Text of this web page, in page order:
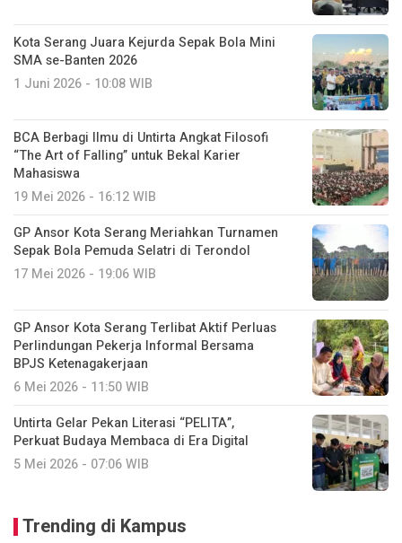
Kota Serang Juara Kejurda Sepak Bola Mini
SMA se-Banten 2026
1 Juni 2026 - 10:08 WIB
BCA Berbagi Ilmu di Untirta Angkat Filosofi
“The Art of Falling” untuk Bekal Karier
Mahasiswa
19 Mei 2026 - 16:12 WIB
GP Ansor Kota Serang Meriahkan Turnamen
Sepak Bola Pemuda Selatri di Terondol
17 Mei 2026 - 19:06 WIB
GP Ansor Kota Serang Terlibat Aktif Perluas
Perlindungan Pekerja Informal Bersama
BPJS Ketenagakerjaan
6 Mei 2026 - 11:50 WIB
Untirta Gelar Pekan Literasi “PELITA”,
Perkuat Budaya Membaca di Era Digital
5 Mei 2026 - 07:06 WIB
Trending di Kampus